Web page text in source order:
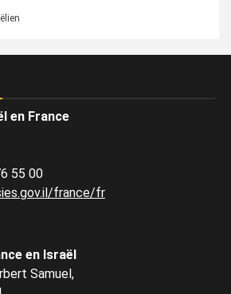
en France
55 00
france/fr
en Israël
Samuel,